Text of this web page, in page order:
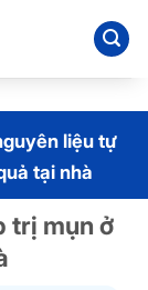
liệu tự
tại nhà
trị mụn ở